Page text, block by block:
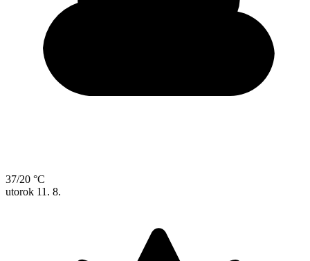
37/20 °C
utorok 11. 8.